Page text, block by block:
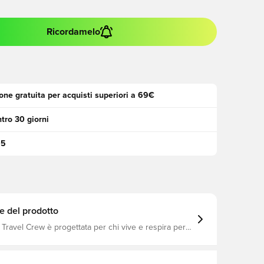
Ricordamelo
gratuita per acquisti superiori a 69€
30 giorni
del prodotto
Travel Crew è progettata per chi vive e respira per il